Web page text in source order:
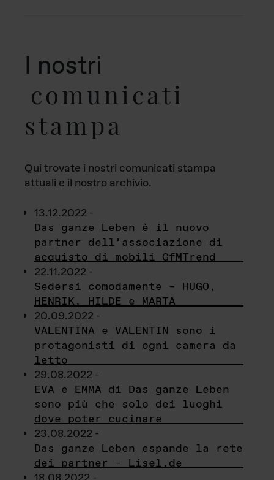
I nostri
comunicati
stampa
Qui trovate i nostri comunicati stampa
attuali e il nostro archivio.
13.12.2022 -
Das ganze Leben è il nuovo
partner dell’associazione di
acquisto di mobili GfMTrend
22.11.2022 -
Sedersi comodamente – HUGO,
HENRIK, HILDE e MARTA
20.09.2022 -
VALENTINA e VALENTIN sono i
protagonisti di ogni camera da
letto
29.08.2022 -
EVA e EMMA di Das ganze Leben
sono più che solo dei luoghi
dove poter cucinare
23.08.2022 -
Das ganze Leben espande la rete
dei partner - Lisel.de